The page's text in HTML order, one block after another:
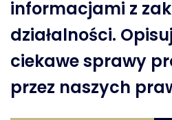
informacjami z
działalności.
ciekawe sprawy
przez naszych